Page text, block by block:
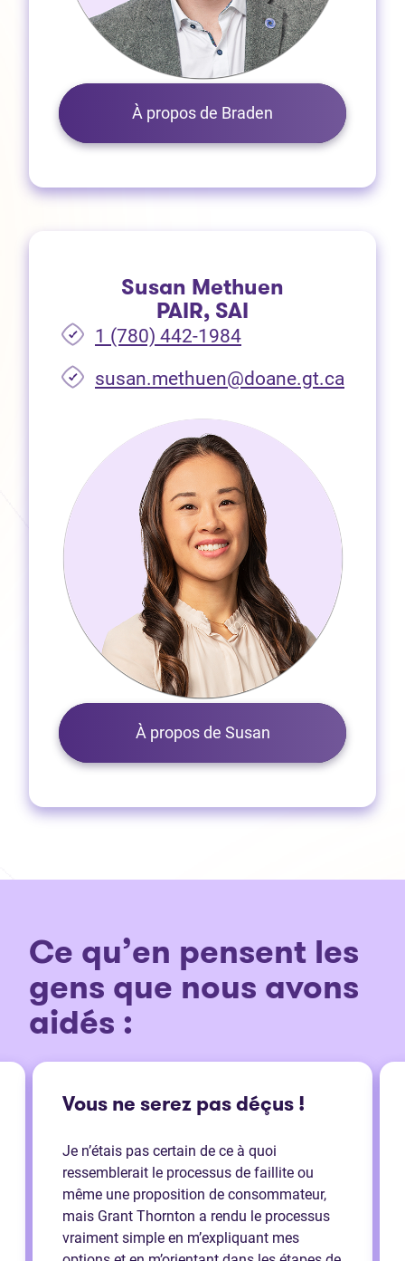
À propos de Braden
Susan Methuen
PAIR, SAI
1 (780) 442-1984
susan.methuen@doane.gt.ca
À propos de Susan
Ce qu’en pensent les
gens que nous avons
aidés :
Vous ne serez pas déçus !
Je n’étais pas certain de ce à quoi
ressemblerait le processus de faillite ou
même une proposition de consommateur,
mais Grant Thornton a rendu le processus
vraiment simple en m’expliquant mes